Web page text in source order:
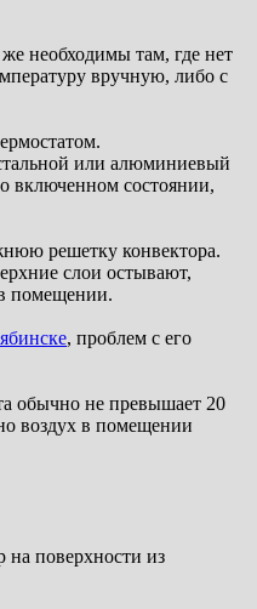
необходимы там, где нет
вручную, либо с
или алюминиевый
включенном состоянии,
решетку конвектора.
слои остывают,
в помещении.
, проблем с его
обычно не превышает 20
воздух в помещении
на поверхности из